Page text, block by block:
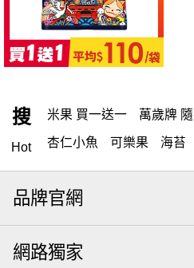
搜
Hot
米果 買一送一 萬歲牌
杏仁小魚 可樂果 海苔
無調味 全聯 禮盒 堅穀
米果
飲 桶裝堅果 全聯 拜拜
買1送1
品牌官網
網路獨家